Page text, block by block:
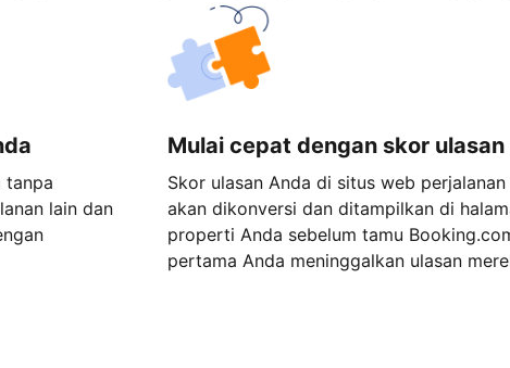
tanpa
lain dan
Mulai cepat dengan skor ulasan
Skor ulasan Anda di situs web perjalanan
akan dikonversi dan ditampilkan di
properti Anda sebelum tamu
pertama Anda meninggalkan ulasan